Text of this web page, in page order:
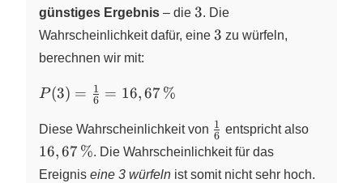
günstiges Ergebnis – die 3
3. Die
Wahrscheinlichkeit dafür, eine 3
3 zu würfeln,
berechnen wir mit:
P(3) =
\frac{1}
{6} =
16,67
\,\%
P(3) = 6
1 = 16,67%
Diese Wahrscheinlichkeit von \frac{1}
{6}
6
1 entspricht also16,67
16,67%. Die Wahrscheinlichkeit für das
Ereignis eine 3 würfeln ist somit nicht sehr hoch.